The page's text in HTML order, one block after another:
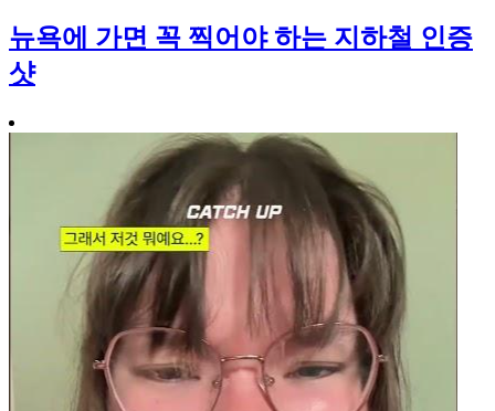
뉴욕에 가면 꼭 찍어야 하는 지하철 인증
샷